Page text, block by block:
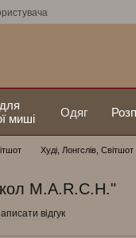
миші
Одяг
Худі, Лонгслів,
М.А.R.C.H."
відгук